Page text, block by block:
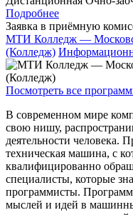
Подробнее
Заявка в приёмную
МТИ Колледж —
(Колледж)
Посмотреть все
В современном мире
свою нишу,
деятельности человека.
техническая машина, с
квалифицированно
специалисты, которые
программисты.
мыслей и идей в